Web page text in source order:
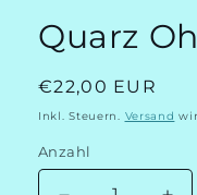
Quarz
Normaler
Preis
€22,00 EUR
Inkl. Steuern. Versand
Anzahl